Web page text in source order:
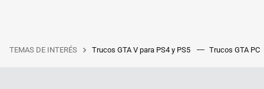
TEMAS DE INTERÉS Trucos GTA V para PS4 y PS5 Trucos GTA PC